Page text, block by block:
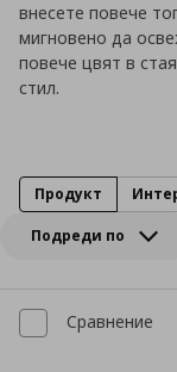
внесете повече
мигновено да
повече цвят в
стил.
Подреди по
Продукт
Сравнение